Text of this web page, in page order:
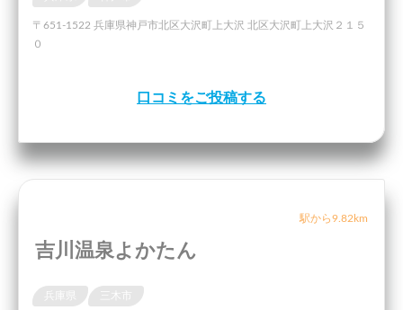
〒651-1522 兵庫県神戸市北区大沢町上大沢 北区大沢町上大沢２１５
０
口コミをご投稿する
駅から9.82km
吉川温泉よかたん